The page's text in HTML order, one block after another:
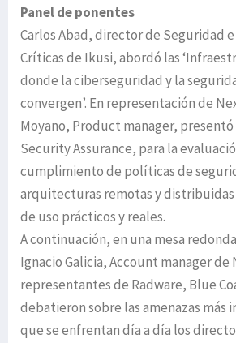
Panel de ponentes
Carlos Abad, director de Seguridad
Críticas de Ikusi, abordó las
donde la ciberseguridad y la
convergen’. En representación de
Moyano, Product manager,
Security Assurance, para la
cumplimiento de políticas de
arquitecturas remotas y distribuidas
de uso prácticos y reales.
A continuación, en una mesa
Ignacio Galicia, Account manager de
representantes de Radware, Blue
debatieron sobre las amenazas más
que se enfrentan día a día los